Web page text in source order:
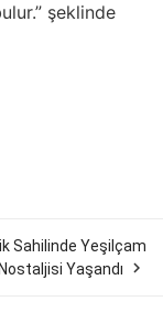
şeklinde
Sahilinde Yeşilçam
Nostaljisi Yaşandı
